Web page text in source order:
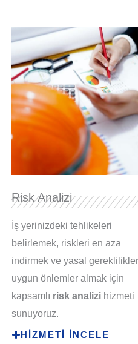
Risk Analizi
İş yerinizdeki tehlikeleri
belirlemek, riskleri en aza
indirmek ve yasal
uygun önlemler almak için
kapsamlı risk analizi hizmeti
sunuyoruz.
HİZMETİ İNCELE